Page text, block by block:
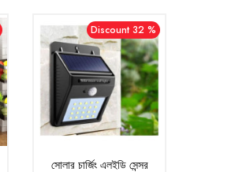
Discount 32 %
সোলার চার্জিং এলইডি সেন্সর